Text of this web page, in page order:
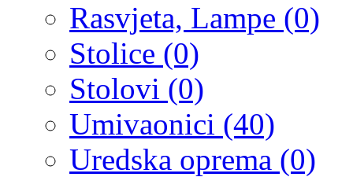
Rasvjeta, Lampe (0)
Stolice (0)
Stolovi (0)
Umivaonici (40)
Uredska oprema (0)